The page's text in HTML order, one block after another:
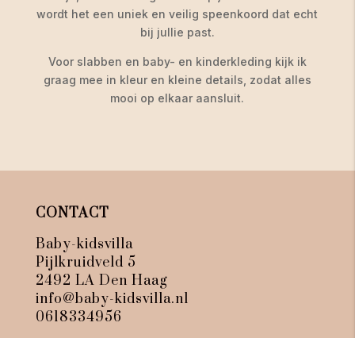
wordt het een uniek en veilig speenkoord dat echt
bij jullie past.
Voor slabben en baby- en kinderkleding kijk ik
graag mee in kleur en kleine details, zodat alles
mooi op elkaar aansluit.
CONTACT
Baby-kidsvilla
Pijlkruidveld 5
2492 LA Den Haag
info@baby-kidsvilla.nl
0618334956